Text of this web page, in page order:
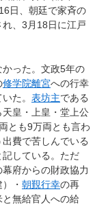
日、朝廷で家斉の
、3月18日に江戸
った。文政5年の
修学院離宮への行幸
た。 表坊主である
皇・上皇・堂上公
とも9万両とも言わ
費で苦しんでいる
している。ただ
府からの財政協力
・ 朝覲行幸の再
無給官人への給